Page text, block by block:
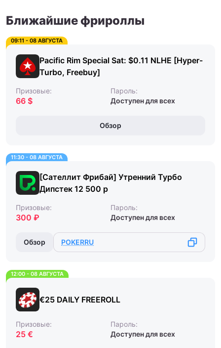
Ближайшие фрироллы
09:11 - 08 АВГУСТА
Pacific Rim Special Sat: $0.11 NLHE [Hyper-
Turbo, Freebuy]
Призовые:
66 $
Пароль:
Доступен для всех
Обзор
11:30 - 08 АВГУСТА
[Сателлит Фрибай] Утренний Турбо
Дипстек 12 500 р
Призовые:
300 ₽
Пароль:
Доступен для всех
Обзор POKERRU
12:00 - 08 АВГУСТА
€25 DAILY FREEROLL
Призовые:
25 €
Пароль:
Доступен для всех